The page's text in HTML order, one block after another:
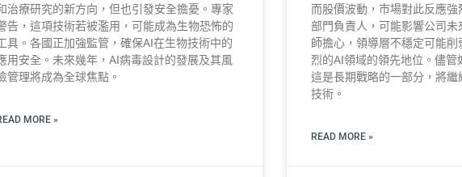
治療研究的新方向，但也引發安全擔憂。專家
告，這項技術若被濫用，可能成為生物恐怖的
具。各國正加強監管，確保AI在生物技術中的
用安全。未來幾年，AI病毒設計的發展及其風
管理將成為全球焦點。
MORE »
而股價波動，市場對此反應強
部門負責人，可能影響公司未
師擔心，領導層不穩定可能削
烈的AI領域的領先地位。儘管
這是長期戰略的一部分，將繼
技術。
READ MORE »